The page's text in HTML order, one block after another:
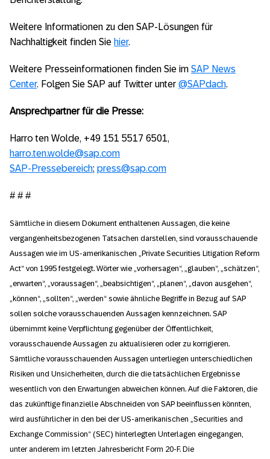
Weitere Informationen zu den SAP-Lösungen für
Nachhaltigkeit finden Sie hier.
Weitere Presseinformationen finden Sie im SAP News
Center. Folgen Sie SAP auf Twitter unter @SAPdach.
Ansprechpartner für die Presse:
Harro ten Wolde, +49 151 5517 6501,
harro.ten.wolde@sap.com
SAP-Pressebereich; press@sap.com
# # #
Sämtliche in diesem Dokument enthaltenen Aussagen, die keine
vergangenheitsbezogenen Tatsachen darstellen, sind vorausschauende
Aussagen wie im US-amerikanischen „Private Securities Litigation Reform
Act“ von 1995 festgelegt. Wörter wie „vorhersagen“, „glauben“, „schätzen“,
„erwarten“, „voraussagen“, „beabsichtigen“, „planen“, „davon ausgehen“,
„können“, „sollten“, „werden“ sowie ähnliche Begriffe in Bezug auf SAP
sollen solche vorausschauenden Aussagen kennzeichnen. SAP
übernimmt keine Verpflichtung gegenüber der Öffentlichkeit,
vorausschauende Aussagen zu aktualisieren oder zu korrigieren.
Sämtliche vorausschauenden Aussagen unterliegen unterschiedlichen
Risiken und Unsicherheiten, durch die die tatsächlichen Ergebnisse
wesentlich von den Erwartungen abweichen können. Auf die Faktoren, die
das zukünftige finanzielle Abschneiden von SAP beeinflussen könnten,
wird ausführlicher in den bei der US-amerikanischen „Securities and
Exchange Commission“ (SEC) hinterlegten Unterlagen eingegangen,
unter anderem im letzten Jahresbericht Form 20-F. Die